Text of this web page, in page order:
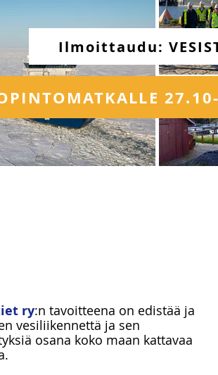
Ilmoittaudu:
ry:n tavoitteena on edistää ja
vesiliikennettä ja sen
osana koko maan kattavaa